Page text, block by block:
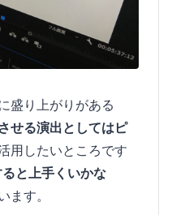
盛り上がりがある
せる演出としてはピ
用したいところです
と上手くいかな
ます。